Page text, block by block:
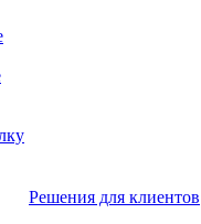
Решения для клиентов